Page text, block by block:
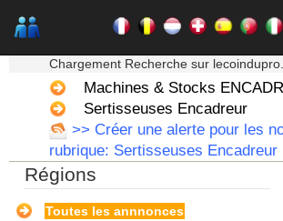
Chargement Recherche sur
Machines & Stocks
Sertisseuses Encadreur
>> Créer une alerte pour les
rubrique: Sertisseuses Encadreur
Régions
Toutes les annnonces